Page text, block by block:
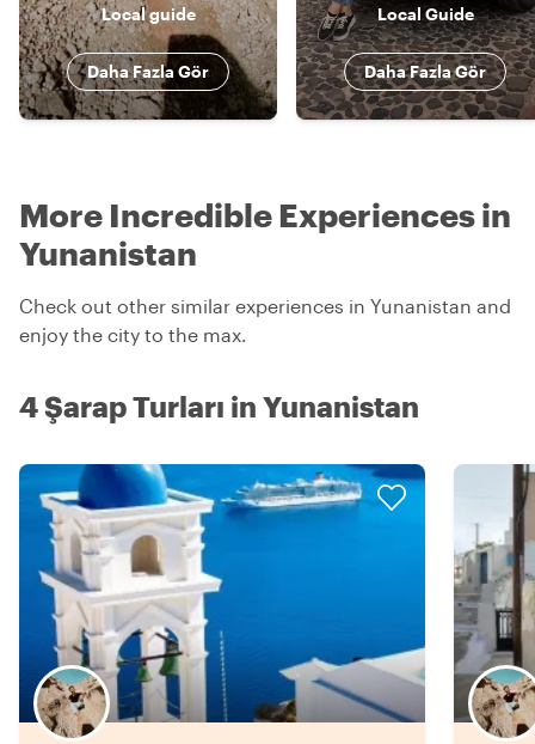
Local guide
Daha Fazla Gör
Local Guide
Daha Fazla Gör
More Incredible Experiences in
Yunanistan
Check out other similar experiences in Yunanistan and
enjoy the city to the max.
4 Şarap Turları in Yunanistan